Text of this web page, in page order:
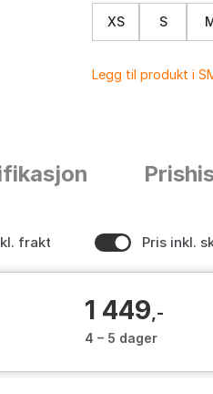
XS S
Legg til produkt i
frakt Pris inkl.
1 449,-
4 – 5 dager